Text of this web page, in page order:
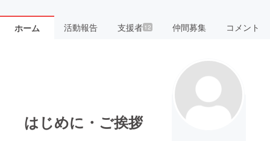
ホーム 活動報告 支援者 12 仲間募集 コメント
はじめに・ご挨拶